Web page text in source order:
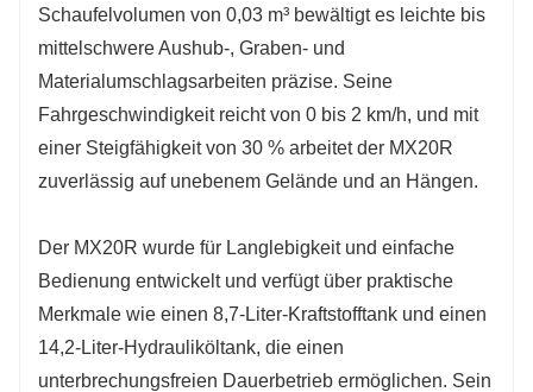
Schaufelvolumen von 0,03 m³ bewältigt es leichte bis
mittelschwere Aushub-, Graben- und
Materialumschlagsarbeiten präzise. Seine
Fahrgeschwindigkeit reicht von 0 bis 2 km/h, und mit
einer Steigfähigkeit von 30 % arbeitet der MX20R
zuverlässig auf unebenem Gelände und an Hängen.
Der MX20R wurde für Langlebigkeit und einfache
Bedienung entwickelt und verfügt über praktische
Merkmale wie einen 8,7-Liter-Kraftstofftank und einen
14,2-Liter-Hydrauliköltank, die einen
unterbrechungsfreien Dauerbetrieb ermöglichen. Sein